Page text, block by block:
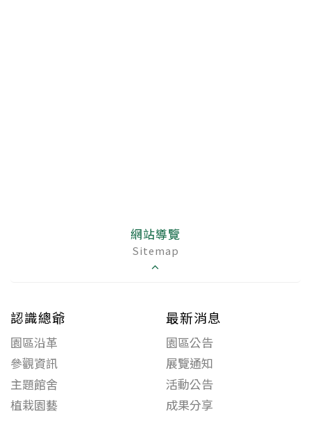
網站導覽
Sitemap
認識總爺
園區沿革
參觀資訊
主題館舍
植栽園藝
最新消息
園區公告
展覽通知
活動公告
成果分享